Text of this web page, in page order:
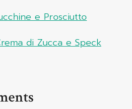
e Prosciutto
di Zucca e Speck